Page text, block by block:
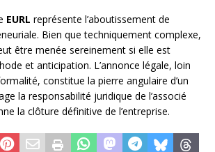
EURL représente l’aboutissement de
Bien que techniquement complexe,
être menée sereinement si elle est
et anticipation. L’annonce légale, loin
constitue la pierre angulaire d’un
la responsabilité juridique de l’associé
la clôture définitive de l’entreprise.